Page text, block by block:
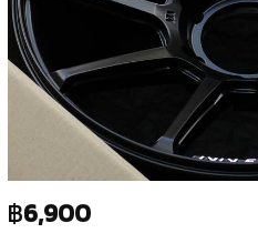
฿6,900